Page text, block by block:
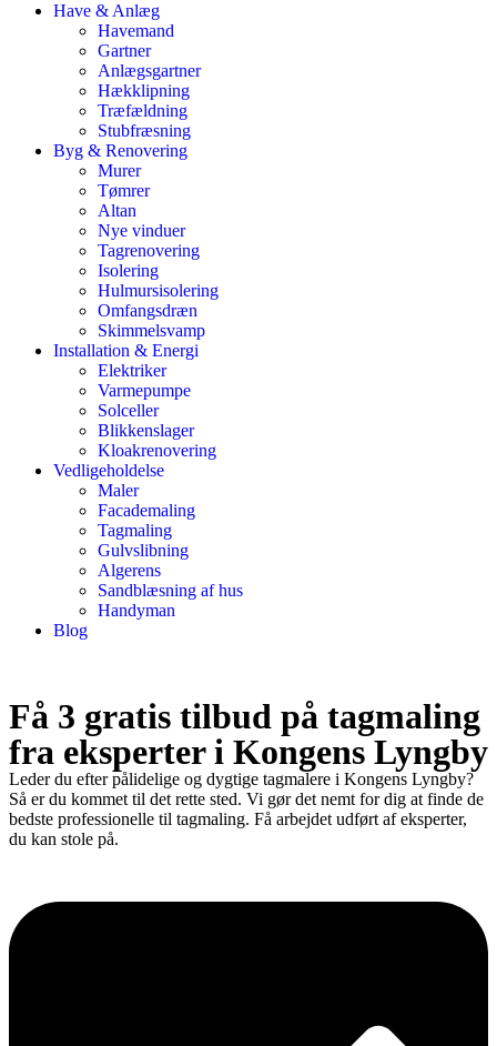
Have & Anlæg
Havemand
Gartner
Anlægsgartner
Hækklipning
Træfældning
Stubfræsning
Byg & Renovering
Murer
Tømrer
Altan
Nye vinduer
Tagrenovering
Isolering
Hulmursisolering
Omfangsdræn
Skimmelsvamp
Installation & Energi
Elektriker
Varmepumpe
Solceller
Blikkenslager
Kloakrenovering
Vedligeholdelse
Maler
Facademaling
Tagmaling
Gulvslibning
Algerens
Sandblæsning af hus
Handyman
Blog
Få 3 gratis tilbud på tagmaling
fra eksperter i Kongens Lyngby
Leder du efter pålidelige og dygtige tagmalere i Kongens Lyngby?
Så er du kommet til det rette sted. Vi gør det nemt for dig at finde de
bedste professionelle til tagmaling. Få arbejdet udført af eksperter,
du kan stole på.